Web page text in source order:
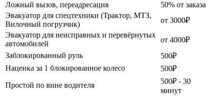
Ложный вызов, переадресация
50% от заказа
Эвакуатор для спецтехники (Трактор, МТЗ,
Вилочный погрузчик)
от 3000₽
Эвакуатор для неисправных и перевёрнутых
автомобилей
от 4000₽
Заблокированный руль
500₽
Наценка за 1 блокированное колесо
500₽
Простой по вине водителя
500₽ - 30
минут